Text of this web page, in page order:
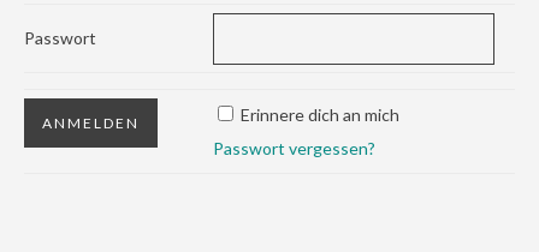
Passwort
Erinnere dich an mich
Passwort vergessen?